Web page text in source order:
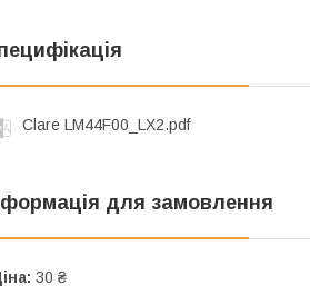
Clare LM44F00_LX2.pdf
для замовлення
30 ₴